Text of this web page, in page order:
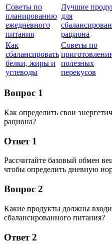
Советы по
планированию
ежедневного
питания
Лучшие
для
рациона
Как
сбалансировать
белки, жиры и
углеводы
Советы по
полезных
перекусов
Вопрос 1
Как определить свои
рациона?
Ответ 1
Рассчитайте базовый обмен
чтобы определить дневную
Вопрос 2
Какие продукты должны
сбалансированного питания?
Ответ 2